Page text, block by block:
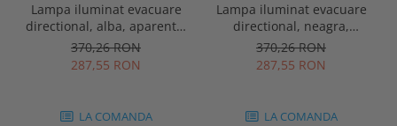
Lampa iluminat evacuare
directional, alba, aparenta,
3 ore, 3W, mentinut, test
automat, IP20, Intelight
370,26 RON
287,55 RON
LA COMANDA
Lampa iluminat evacuare
directional, neagra,
aparenta, 3 ore, 3W,
mentinut, test automat,
370,26 RON
287,55 RON
LA COMANDA